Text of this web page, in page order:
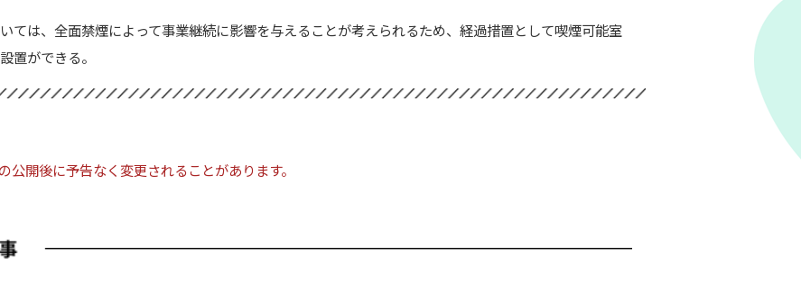
ては、全面禁煙によって事業継続に影響を与えることが考えられるため、経過措置として喫煙可能室
置ができる。
開後に予告なく変更されることがあります。